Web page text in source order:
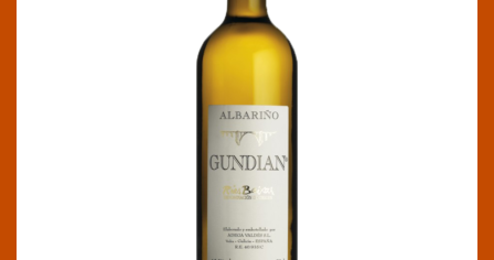
ALBARIÑO GUNDIAN
DOC Rias baixas
Es un vino limpio y brillante, amarillo pajizo
con destellos verdosos. En nariz presenta
aromas frutales y florales de intensidad alta
albaricoque.En boca resalta la frescura y